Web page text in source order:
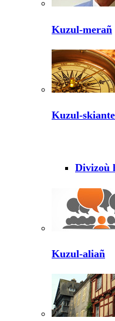
Kuzul-merañ
Kuzul-
Divizoù
Kuzul-aliañ